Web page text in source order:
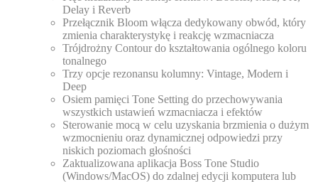
Delay i Reverb
Przełącznik Bloom włącza dedykowany obwód, który
zmienia charakterystykę i reakcję wzmacniacza
Trójdrożny Contour do kształtowania ogólnego koloru
tonalnego
Trzy opcje rezonansu kolumny: Vintage, Modern i
Deep
Osiem pamięci Tone Setting do przechowywania
wszystkich ustawień wzmacniacza i efektów
Sterowanie mocą w celu uzyskania brzmienia o dużym
wzmocnieniu oraz dynamicznej odpowiedzi przy
niskich poziomach głośności
Zaktualizowana aplikacja Boss Tone Studio
(Windows/MacOS) do zdalnej edycji komputera lub